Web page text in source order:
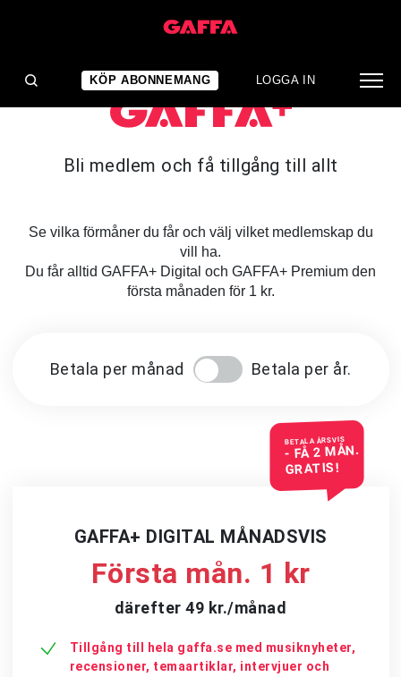
KÖP ABONNEMANG LOGGA IN
Bli medlem och få tillgång till allt
Se vilka förmåner du får och välj vilket medlemskap du
vill ha.
Du får alltid GAFFA+ Digital och GAFFA+ Premium den
första månaden för 1 kr.
Betala per månad Betala per år.
BETALA ÅRSVIS
- FÅ 2 MÅN.
GRATIS!
GAFFA+ DIGITAL MÅNADSVIS
Första mån. 1 kr
därefter 49 kr./månad
Tillgång till hela gaffa.se med musiknyheter,
recensioner, temaartiklar, intervjuer och